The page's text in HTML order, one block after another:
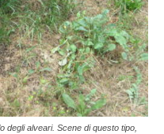
degli alveari. Scene di questo tipo,